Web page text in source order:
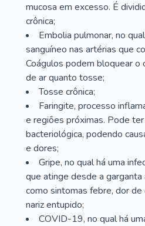
mucosa em excesso. É
crônica;
Embolia pulmonar, no
sanguíneo nas artérias que
Coágulos podem bloquear o
de ar quanto tosse;
Tosse crônica;
Faringite, processo
e regiões próximas. Pode
bacteriológica, podendo
e dores;
Gripe, no qual há uma
que atinge desde a
como sintomas febre, dor de
nariz entupido;
COVID-19, no qual há